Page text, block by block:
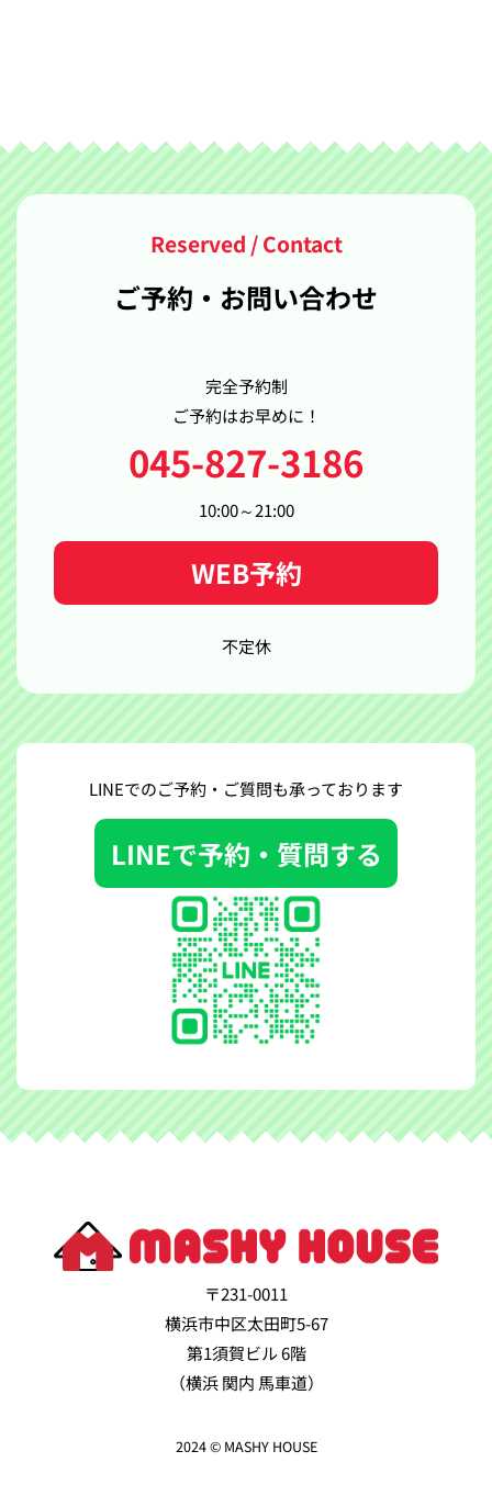
ご予約・お問い合わせ
完全予約制
ご予約はお早めに！
045-827-3186
10:00～21:00
WEB予約
不定休
LINEでのご予約・ご質問も承っております
LINEで予約・質問する
〒231-0011
横浜市中区太田町5-67
第1須賀ビル 6階
（横浜 関内 馬車道）
2024 © MASHY HOUSE